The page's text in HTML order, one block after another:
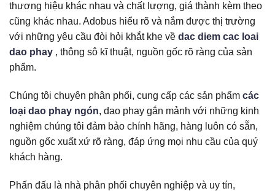
thương hiệu khác nhau và chất lượng, giá thành kèm theo
cũng khác nhau. Adobus hiểu rõ và nắm được thị trường
với những yêu cầu đòi hỏi khắt khe về dac diem cac loai
dao phay , thông sô kĩ thuật, nguồn gốc rõ ràng của sản
phẩm.
Chúng tôi chuyên phân phối, cung cấp các sản phẩm các
loại dao phay ngón, dao phay gắn mảnh với những kinh
nghiệm chúng tôi đảm bảo chính hãng, hàng luôn có sẵn,
nguồn gốc xuất xứ rõ ràng, đáp ứng mọi nhu cầu của quý
khách hàng.
Phấn đấu là nhà phân phối chuyên nghiệp và uy tín,